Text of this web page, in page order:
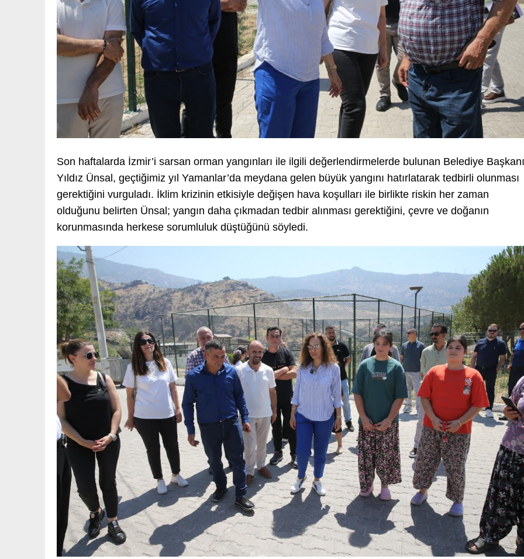
Son haftalarda İzmir’i sarsan orman yangınları ile ilgili değerlendirmelerde bulunan Belediye Başkanı
Yıldız Ünsal, geçtiğimiz yıl Yamanlar’da meydana gelen büyük yangını hatırlatarak tedbirli olunması
gerektiğini vurguladı. İklim krizinin etkisiyle değişen hava koşulları ile birlikte riskin her zaman
olduğunu belirten Ünsal; yangın daha çıkmadan tedbir alınması gerektiğini, çevre ve doğanın
korunmasında herkese sorumluluk düştüğünü söyledi.